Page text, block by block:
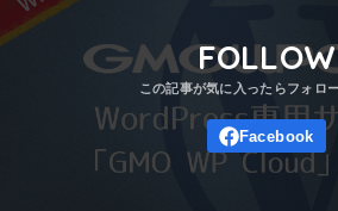
FOLLOW